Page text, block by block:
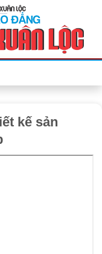
kế sản